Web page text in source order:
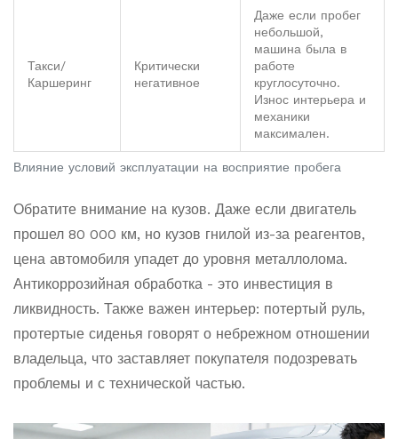
Влияние условий эксплуатации на восприятие пробега
Такси/
Каршеринг
Критически
негативное
Даже если пробег
небольшой,
машина была в
работе
круглосуточно.
Износ интерьера и
механики
максимален.
Обратите внимание на кузов. Даже если двигатель
прошел 80 000 км, но кузов гнилой из-за реагентов,
цена автомобиля упадет до уровня металлолома.
Антикоррозийная обработка - это инвестиция в
ликвидность. Также важен интерьер: потертый руль,
протертые сиденья говорят о небрежном отношении
владельца, что заставляет покупателя подозревать
проблемы и с технической частью.